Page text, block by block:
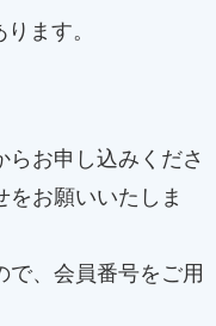
ます。
お申し込みくださ
お願いいたしま
、会員番号をご用